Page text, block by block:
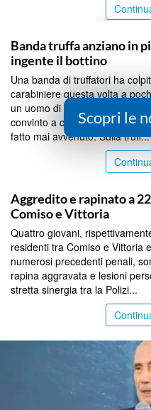
Banda truffa anziano in
ingente il bottino
Una banda di truffatori ha
carabiniere questa volta a
un uomo di 79 anni,
convinto a consegnare soldi e
fatto mai avvenuto. Sulla truff...
Aggredito e rapinato a
Comiso e Vittoria
Quattro giovani,
residenti tra Comiso e Vittoria
numerosi precedenti penali,
rapina aggravata e lesioni
stretta sinergia tra la Polizi...
Scopri le